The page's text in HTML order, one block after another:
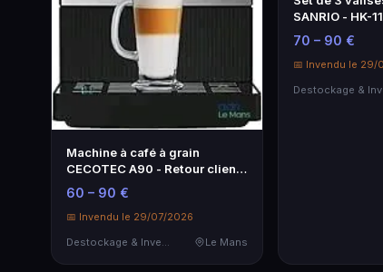
Machine à café à grain
CECOTEC A90 - Retour client,
sans garantie
60 – 90 €
📅 Invendu le 29/07/2026
Le Mans
SANRIO - HK-
Neuf
70 – 90 €
📅 Invendu le 29/